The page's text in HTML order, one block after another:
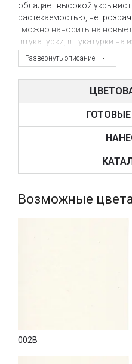
Развернуть описание
обладает высокой
растекаемостью,
I можно наносить на новые
штукатурки, штукатурки на
уже окрашенные
на штукатурку, покрытую
гипсокартоном.
Возможные
002B